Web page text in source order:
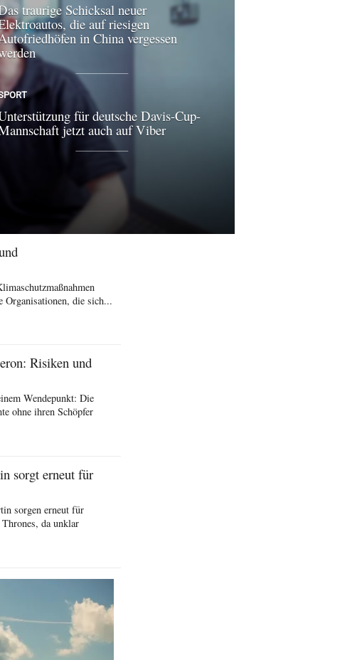
traurige Schicksal neuer
die auf riesigen
in China vergessen
für deutsche Davis-Cup-
jetzt auch auf Viber
Organisationen, die sich...
Risiken und
Wendepunkt: Die
ohne ihren Schöpfer
sorgt erneut für
sorgen erneut für
da unklar